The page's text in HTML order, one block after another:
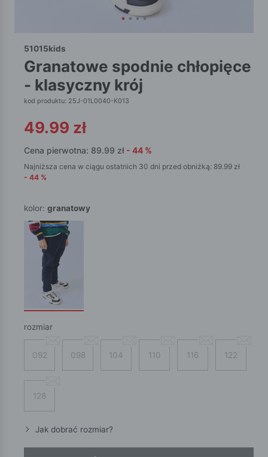
51015kids
granatowe spodnie chłopięce
- klasyczny krój
kod produktu: 25J-01L0040-K013
49.99 zł
Cena pierwotna: 89.99 zł - 44 %
Najniższa cena w ciągu ostatnich 30 dni przed obniżką: 89.99 zł
- 44 %
kolor: granatowy
rozmiar
092 098 104 110 116 122
128
Jak dobrać rozmiar?